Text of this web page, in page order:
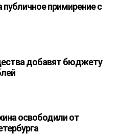
публичное примирение с
добавят бюджету
освободили от